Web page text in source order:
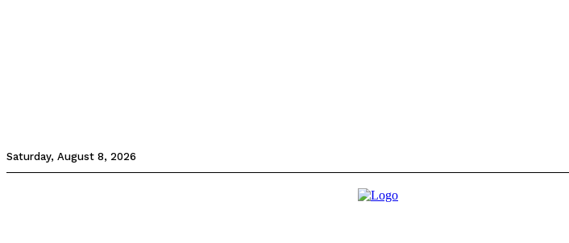
Saturday, August 8, 2026